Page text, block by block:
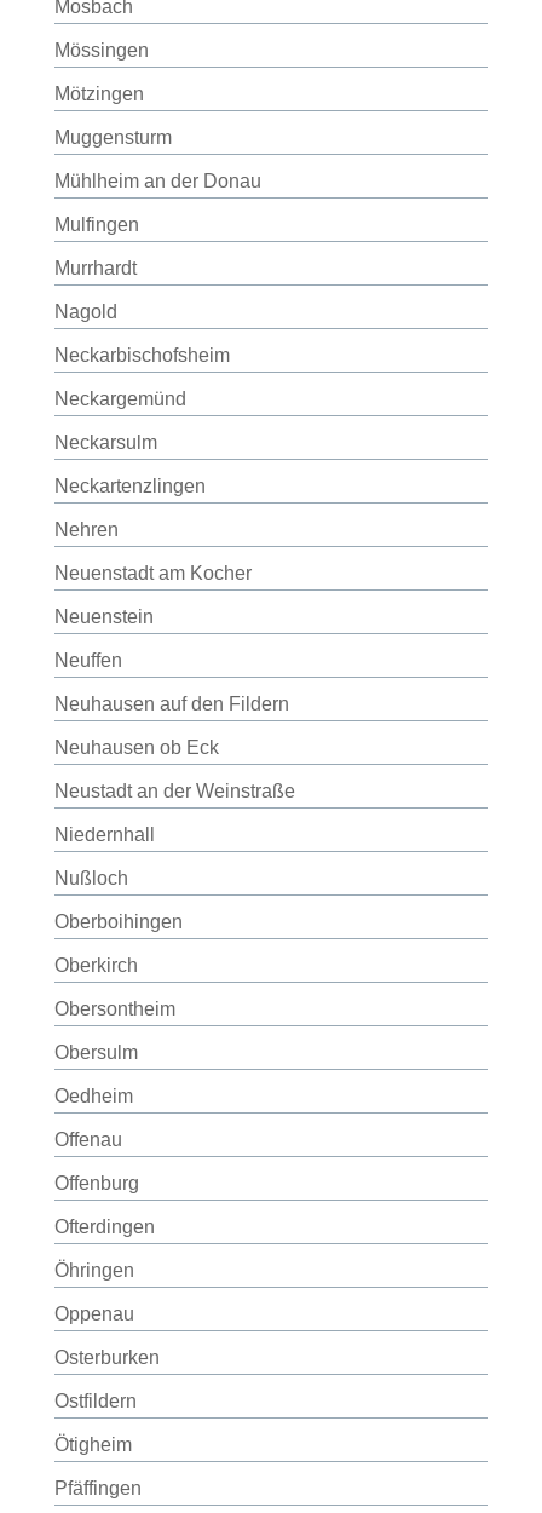
Mosbach
Mössingen
Mötzingen
Muggensturm
Mühlheim an der Donau
Mulfingen
Murrhardt
Nagold
Neckarbischofsheim
Neckargemünd
Neckarsulm
Neckartenzlingen
Nehren
Neuenstadt am Kocher
Neuenstein
Neuffen
Neuhausen auf den Fildern
Neuhausen ob Eck
Neustadt an der Weinstraße
Niedernhall
Nußloch
Oberboihingen
Oberkirch
Obersontheim
Obersulm
Oedheim
Offenau
Offenburg
Ofterdingen
Öhringen
Oppenau
Osterburken
Ostfildern
Ötigheim
Pfäffingen